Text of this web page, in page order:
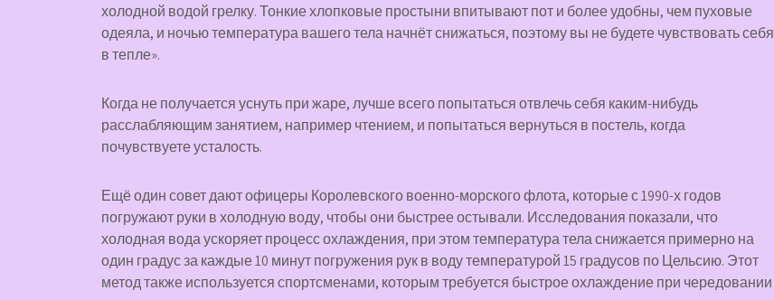
холодной водой грелку. Тонкие хлопковые простыни впитывают пот и более удобны, чем пуховые
одеяла, и ночью температура вашего тела начнёт снижаться, поэтому вы не будете чувствовать себя
в тепле».
Когда не получается уснуть при жаре, лучше всего попытаться отвлечь себя каким-нибудь
расслабляющим занятием, например чтением, и попытаться вернуться в постель, когда
почувствуете усталость.
Ещё один совет дают офицеры Королевского военно-морского флота, которые с 1990-х годов
погружают руки в холодную воду, чтобы они быстрее остывали. Исследования показали, что
холодная вода ускоряет процесс охлаждения, при этом температура тела снижается примерно на
один градус за каждые 10 минут погружения рук в воду температурой 15 градусов по Цельсию. Этот
метод также используется спортсменами, которым требуется быстрое охлаждение при чередовании